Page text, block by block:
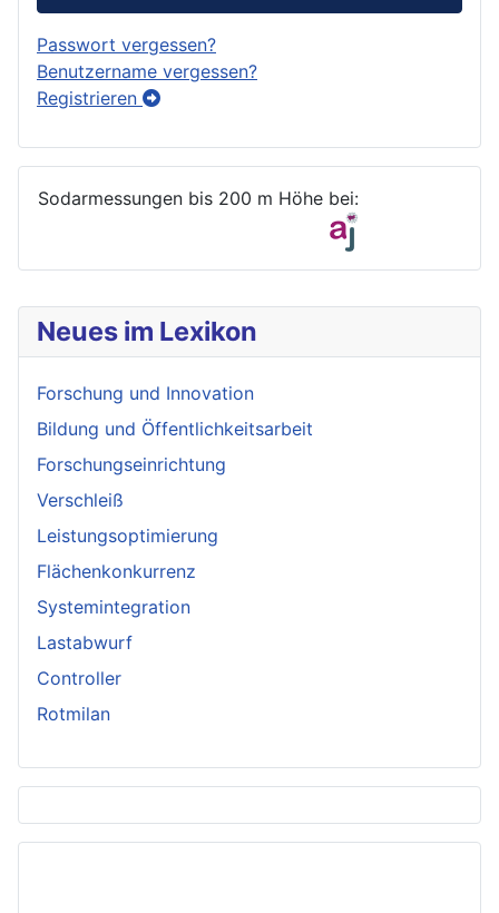
Neues im Lexikon
Forschung und Innovation
Bildung und Öffentlichkeitsarbeit
Forschungseinrichtung
Verschleiß
Leistungsoptimierung
Flächenkonkurrenz
Systemintegration
Lastabwurf
Controller
Rotmilan
Passwort vergessen?
Benutzername vergessen?
Registrieren
Sodarmessungen bis 200 m Höhe bei: